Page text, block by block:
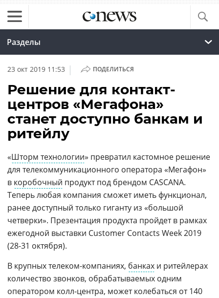
Разделы
23 окт 2019 11:53 | ПОДЕЛИТЬСЯ
Решение для контакт-
центров «Мегафона»
станет доступно банкам и
ритейлу
«Шторм технологии» превратил кастомное решение
для телекоммуникационного оператора «Мегафон»
в коробочный продукт под брендом CASCANA.
Теперь любая компания сможет иметь функционал,
ранее доступный только гиганту из «большой
четверки». Презентация продукта пройдет в рамках
ежегодной выставки Customer Contacts Week 2019
(28-31 октября).
В крупных телеком-компаниях, банках и ритейлерах
количество звонков, обрабатываемых одним
оператором колл-центра, может колебаться от 140